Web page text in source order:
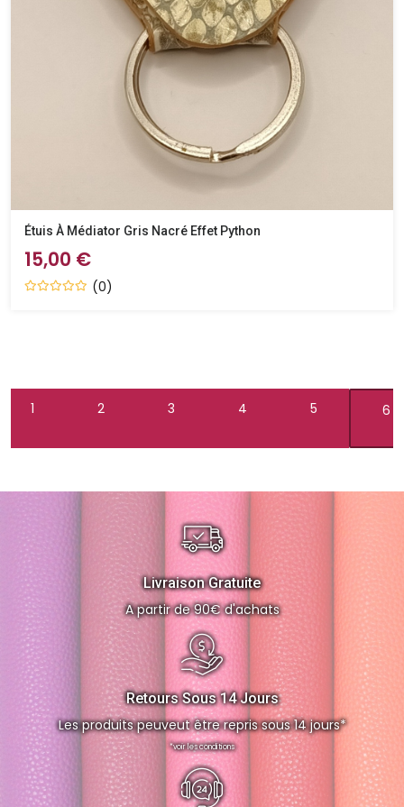
Étuis À Médiator Gris Nacré Effet Python
15,00 €
(0)
1 2 3 4 5 6
Livraison Gratuite
A partir de 90€ d'achats
Retours Sous 14 Jours
Les produits peuveut être repris sous 14 jours*
*voir les conditions